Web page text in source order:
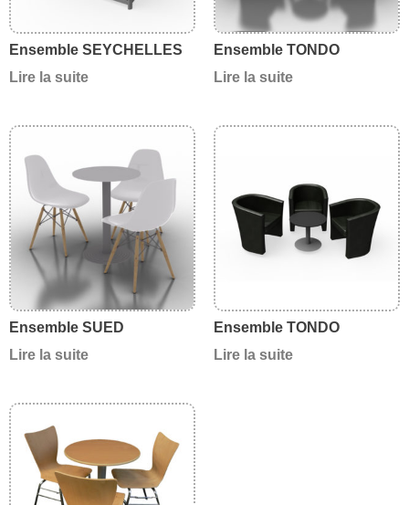
Ensemble SEYCHELLES
Lire la suite
Ensemble TONDO
Lire la suite
Ensemble SUED
Lire la suite
Ensemble TONDO
Lire la suite